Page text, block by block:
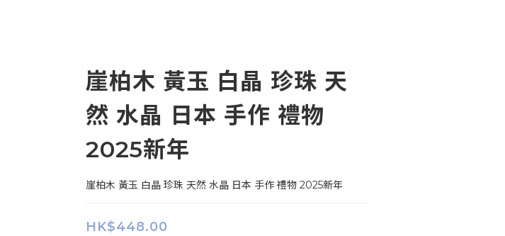
崖柏木 黃玉 白晶 珍珠 天
然 水晶 日本 手作 禮物
2025新年
崖柏木 黃玉 白晶 珍珠 天然 水晶 日本 手作 禮物 2025新年
HK$448.00